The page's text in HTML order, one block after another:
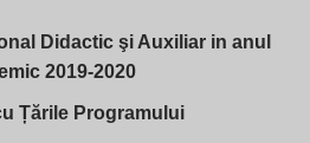
Didactic şi Auxiliar in anul
2019-2020
Țările Programului